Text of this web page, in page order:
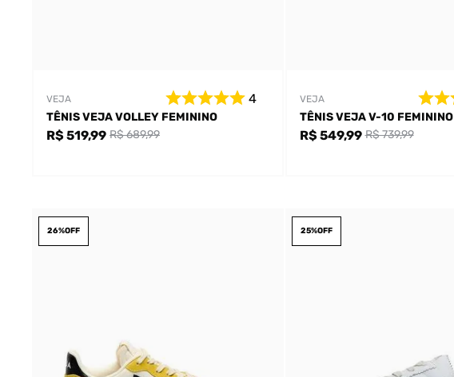
VEJA 4
TÊNIS VEJA VOLLEY FEMININO
R$ 519,99 R$ 689,99
VEJA
TÊNIS VEJA V-10 FEMININO
R$ 549,99 R$ 739,99
26%OFF 25%OFF